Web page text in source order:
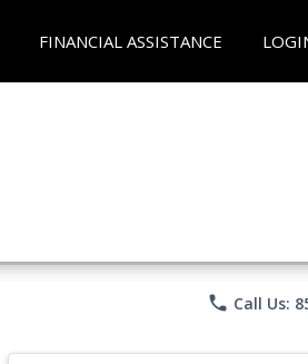
FINANCIAL ASSISTANCE
phone Call Us: